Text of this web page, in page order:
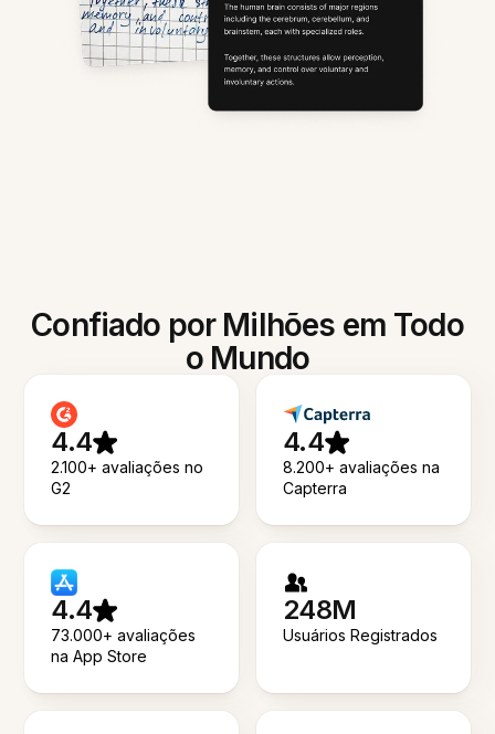
Confiado por Milhões em Todo
o Mundo
4.4
2.100+ avaliações no
G2
4.4
8.200+ avaliações na
Capterra
4.4
73.000+ avaliações
na App Store
248M
Usuários Registrados